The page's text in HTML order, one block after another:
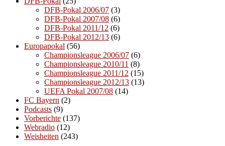
DFB-Pokal 2006/07 (3)
DFB-Pokal 2007/08 (6)
DFB-Pokal 2011/12 (6)
DFB-Pokal 2012/13 (6)
Europapokal (56)
Championsleague 2006/07 (6)
Championsleague 2010/11 (8)
Championsleague 2011/12 (15)
Championsleague 2012/13 (13)
UEFA Pokal 2007/08 (14)
FC Bayern (2)
Podcasts (9)
Vorberichte (137)
Webradio (12)
Weisheiten (243)